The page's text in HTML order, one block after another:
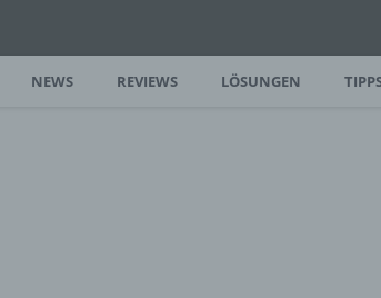
NEWS REVIEWS LÖSUNGEN